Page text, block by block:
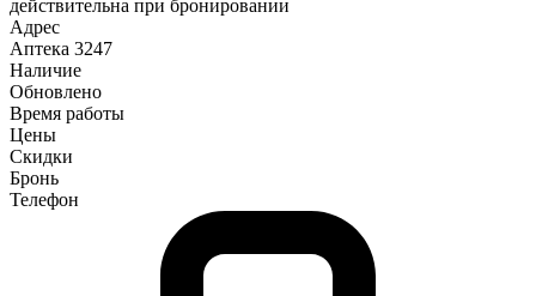
действительна при бронировании
Адрес
Аптека 3247
Наличие
Обновлено
Время работы
Цены
Скидки
Бронь
Телефон